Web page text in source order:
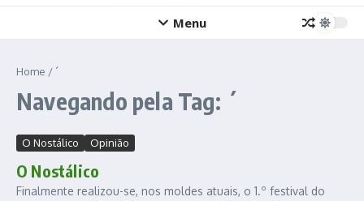
Menu
Home / ´
Navegando pela Tag: ´
O Nostálico Opinião
O Nostálico
Finalmente realizou-se, nos moldes atuais, o 1.º festival do